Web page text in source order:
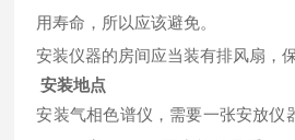
用寿命，所以应该避免。
安装仪器的房间应当装有排风扇，
安装地点
安装气相色谱仪，需要一张安放仪